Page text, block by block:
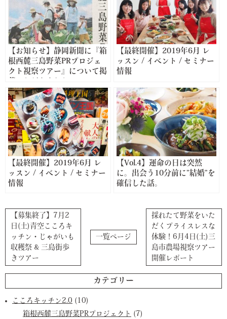
【お知らせ】静岡新聞に『箱
根西麓三島野菜PRプロジェ
クト視察ツアー』について掲
【最終開催】2019年6月 レ
ッスン / イベント / セミナー
情報
【最終開催】2019年6月 レ
ッスン / イベント / セミナー
情報
【Vol.4】運命の日は突然
に。出会う10分前に”結婚”を
確信した話。
【募集終了】7月2
日(土)青空こころキ
ッチン・じゃがいも
収穫祭 & 三島街歩
きツアー
一覧ページ
採れたて野菜をいた
だくプライスレスな
体験！6月4日(土)三
島市農場視察ツアー
開催レポート
カテゴリー
こころキッチン2.0 (10)
箱根西麓三島野菜PRプロジェクト (7)